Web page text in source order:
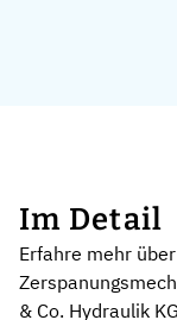
Im Detail
Erfahre mehr
& Co. Hydraulik KG